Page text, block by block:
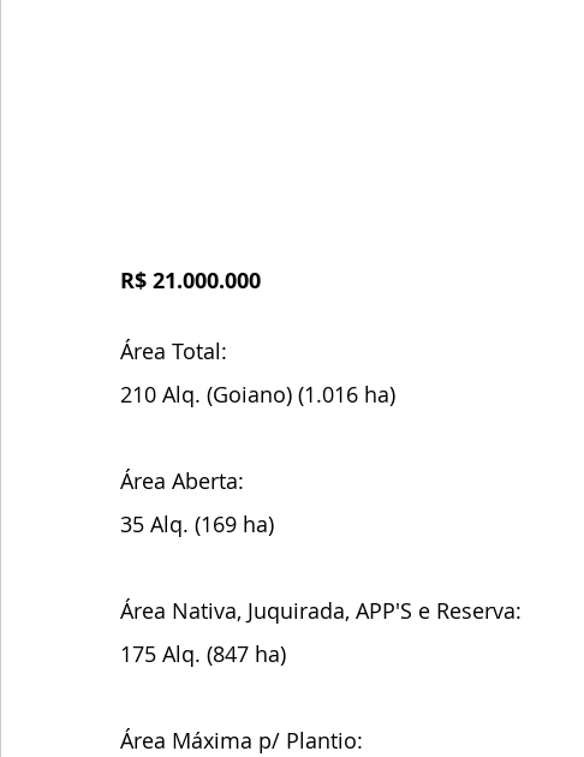
R$ 21.000.000
Área Total:
210 Alq. (Goiano) (1.016 ha)
Área Aberta:
35 Alq. (169 ha)
Área Nativa, Juquirada, APP'S e Reserva:
175 Alq. (847 ha)
Área Máxima p/ Plantio: